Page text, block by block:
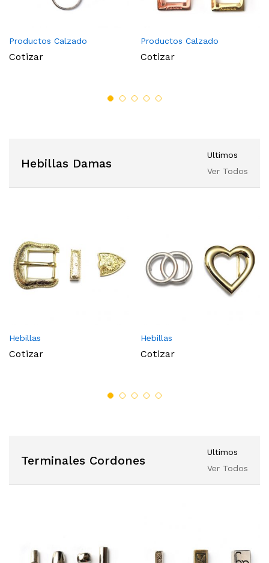
Productos Calzado
Cotizar
Productos Calzado
Cotizar
Hebillas Damas
Ultimos
Ver Todos
Hebillas
Cotizar
Hebillas
Cotizar
Terminales Cordones
Ultimos
Ver Todos